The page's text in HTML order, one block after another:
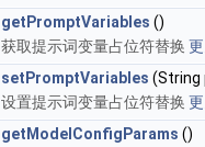
getPromptVariables ()
获取提示词变量占位符替换
setPromptVariables (String
设置提示词变量占位符替换
getModelConfigParams ()